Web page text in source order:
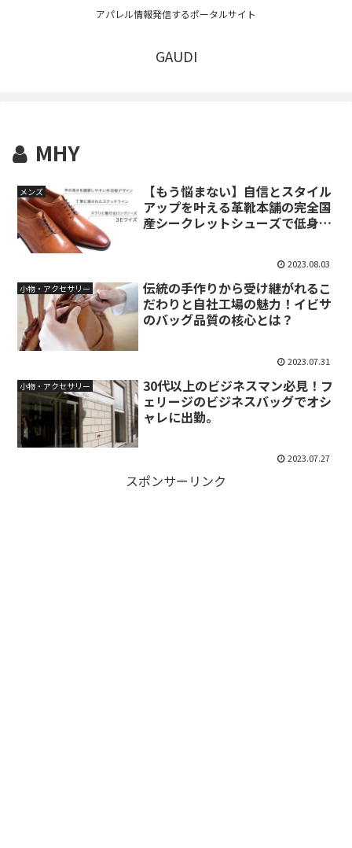
アパレル情報発信するポータルサイト
GAUDI
MHY
メンズ
【もう悩まない】自信とスタイル
アップを叶える革靴本舗の完全国
産シークレットシューズで低身長
2023.08.03
小物・アクセサリー
伝統の手作りから受け継がれるこ
だわりと自社工場の魅力！イビサ
のバッグ品質の核心とは？
2023.07.31
小物・アクセサリー
30代以上のビジネスマン必見！フ
ェリージのビジネスバッグでオシ
ャレに出勤。
2023.07.27
スポンサーリンク